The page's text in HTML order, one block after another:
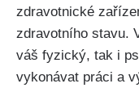
zdravotnické
zdravotního stavu.
váš fyzický, tak i
vykonávat práci a